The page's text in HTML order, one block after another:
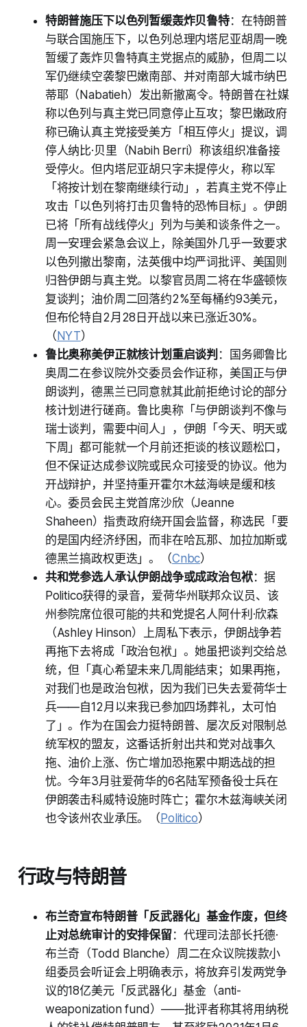
特朗普施压下以色列暂缓轰炸贝鲁特：在特朗普
与联合国施压下，以色列总理内塔尼亚胡周一晚
暂缓了轰炸贝鲁特真主党据点的威胁，但周二以
军仍继续空袭黎巴嫩南部、并对南部大城市纳巴
蒂耶（Nabatieh）发出新撤离令。特朗普在社媒
称以色列与真主党已同意停止互攻；黎巴嫩政府
称已确认真主党接受美方「相互停火」提议，调
停人纳比·贝里（Nabih Berri）称该组织准备接
受停火。但内塔尼亚胡只字未提停火，称以军
「将按计划在黎南继续行动」，若真主党不停止
攻击「以色列将打击贝鲁特的恐怖目标」。伊朗
已将「所有战线停火」列为与美和谈条件之一。
周一安理会紧急会议上，除美国外几乎一致要求
以色列撤出黎南，法英俄中均严词批评、美国则
归咎伊朗与真主党。以黎官员周二将在华盛顿恢
复谈判；油价周二回落约2%至每桶约93美元，
但布伦特自2月28日开战以来已涨近30%。
（NYT）
鲁比奥称美伊正就核计划重启谈判 ：国务卿鲁比
奥周二在参议院外交委员会作证称，美国正与伊
朗谈判，德黑兰已同意就其此前拒绝讨论的部分
核计划进行磋商。鲁比奥称「与伊朗谈判不像与
瑞士谈判，需要中间人」，伊朗「今天、明天或
下周」都可能就一个月前还拒谈的核议题松口，
但不保证达成参议院或民众可接受的协议。他为
开战辩护，并坚持重开霍尔木兹海峡是缓和核
心。委员会民主党首席沙欣（Jeanne
Shaheen）指责政府绕开国会监督，称选民「要
的是国内经济纾困，而非在哈瓦那、加拉加斯或
德黑兰搞政权更迭」。（Cnbc）
共和党参选人承认伊朗战争或成政治包袱：据
Politico获得的录音，爱荷华州联邦众议员、该
州参院席位很可能的共和党提名人阿什利·欣森
（Ashley Hinson）上周私下表示，伊朗战争若
再拖下去将成「政治包袱」。她虽把谈判交给总
统，但「真心希望未来几周能结束；如果再拖，
对我们也是政治包袱，因为我们已失去爱荷华士
兵——自12月以来我已参加四场葬礼，太可怕
了」。作为在国会力挺特朗普、屡次反对限制总
统军权的盟友，这番话折射出共和党对战事久
拖、油价上涨、伤亡增加恐拖累中期选战的担
忧。今年3月驻爱荷华的6名陆军预备役士兵在
伊朗袭击科威特设施时阵亡；霍尔木兹海峡关闭
也令该州农业承压。（Politico）
行政与特朗普
布兰奇宣布特朗普「反武器化」基金作废，但终
止对总统审计的安排保留：代理司法部长托德·
布兰奇（Todd Blanche）周二在众议院拨款小
组委员会听证会上明确表示，将放弃引发两党争
议的18亿美元「反武器化」基金（anti-
weaponization fund）——批评者称其将用纳税